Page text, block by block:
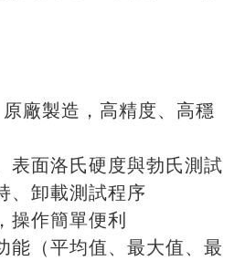
廠製造，高精度、高穩
表面洛氏硬度與勃氏測試
、卸載測試程序
操作簡單便利
能（平均值、最大值、最